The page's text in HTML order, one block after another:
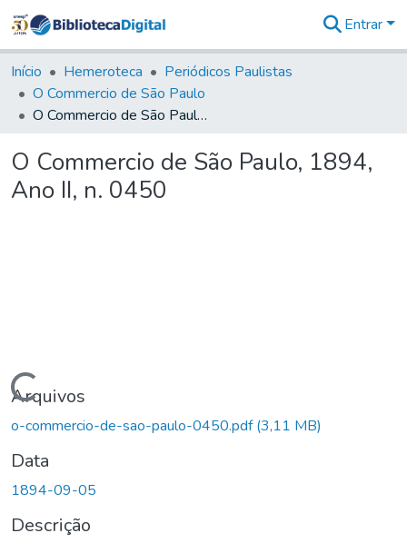
&
Coleções
Tudo na
Biblioteca
Estatísticas
Entrar
Início Hemeroteca
Periódicos Paulistas
O Commercio de São Paulo
O Commercio de São Paulo, 1894, Ano II, n. 0450
O Commercio de São Paulo, 1894,
Ano II, n. 0450
Carregando...
Arquivos
o-commercio-de-sao-paulo-0450.pdf(3,11 MB)
Data
1894-09-05
Descrição